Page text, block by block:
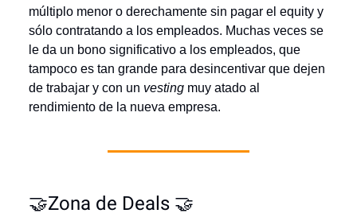
múltiplo menor o derechamente sin pagar el equity y
sólo contratando a los empleados. Muchas veces se
le da un bono significativo a los empleados, que
tampoco es tan grande para desincentivar que dejen
de trabajar y con un vesting muy atado al
rendimiento de la nueva empresa.
🤝Zona de Deals 🤝